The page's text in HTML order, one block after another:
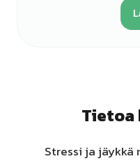
Tietoa
Stressi ja jäykkä